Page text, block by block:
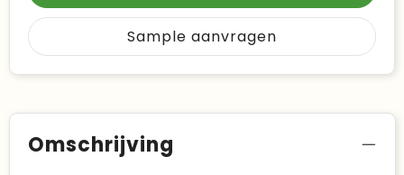
Sample aanvragen
Omschrijving